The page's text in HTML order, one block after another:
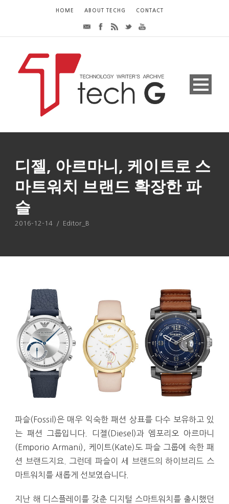
HOME ABOUT TECHG CONTACT
디젤, 아르마니, 케이트로 스
마트워치 브랜드 확장한 파
슬
2016-12-14 / Editor_B
파슬(Fossil)은 매우 익숙한 패션 상표를 다수 보유하고 있
는 패션 그룹입니다. 디젤(Diesel)과 엠포리오 아르마니
(Emporio Armani), 케이트(Kate)도 파슬 그룹에 속한 패
션 브랜드지요. 그런데 파슬이 세 브랜드의 하이브리드 스
마트워치를 새롭게 선보였습니다.
지난 해 디스플레이를 갖춘 디지털 스마트워치를 출시했던